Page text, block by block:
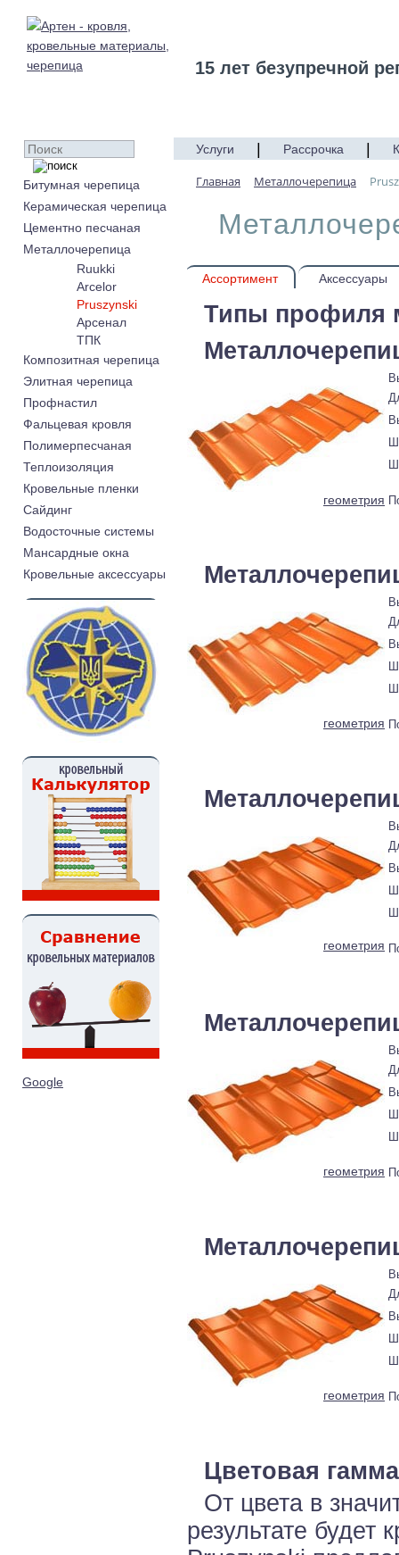
15 лет безупречной
Битумная черепица
Керамическая черепица
Цементно песчаная
Металлочерепица
Ruukki
Arcelor
Pruszynski
Арсенал
ТПК
Композитная черепица
Элитная черепица
Профнастил
Фальцевая кровля
Полимерпесчаная
Теплоизоляция
Кровельные пленки
Cайдинг
Водосточные системы
Мансардные окна
Кровельные аксессуары
Google
Услуги Рассрочка
Главная Металлочерепица
Ассортимент Аксессуары
Типы профиля
геометрия
геометрия
геометрия
геометрия
геометрия
Цветовая
От цвета в
результате